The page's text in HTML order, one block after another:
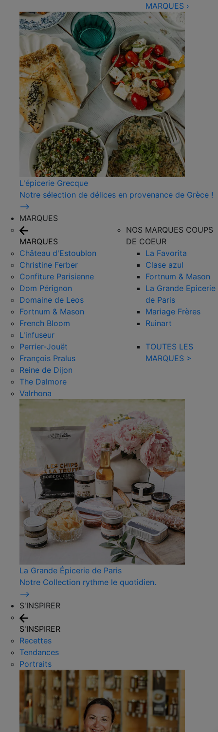
MARQUES ›
L'épicerie Grecque
Notre sélection de délices en provenance de Grèce !
⟶
MARQUES
MARQUES
Château d'Estoublon
Christine Ferber
Confiture Parisienne
Dom Pérignon
Domaine de Leos
Fortnum & Mason
French Bloom
L'infuseur
Perrier-Jouët
François Pralus
Reine de Dijon
The Dalmore
Valrhona
NOS MARQUES COUPS
DE COEUR
La Favorita
Clase azul
Fortnum & Mason
La Grande Epicerie
de Paris
Mariage Frères
Ruinart
TOUTES LES
MARQUES >
La Grande Épicerie de Paris
Notre Collection rythme le quotidien.
⟶
S'INSPIRER
S'INSPIRER
Recettes
Tendances
Portraits